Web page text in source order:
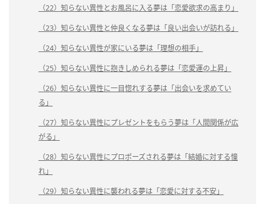
（22）知らない異性とお風呂に入る夢は「恋愛欲求の高まり」
（23）知らない異性と仲良くなる夢は「良い出会いが訪れる」
（24）知らない異性が家にいる夢は「理想の相手」
（25）知らない異性に抱きしめられる夢は「恋愛運の上昇」
（26）知らない異性に一目惚れする夢は「出会いを求めてい
る」
（27）知らない異性にプレゼントをもらう夢は「人間関係が広
がる」
（28）知らない異性にプロポーズされる夢は「結婚に対する憧
れ」
（29）知らない異性に襲われる夢は「恋愛に対する不安」